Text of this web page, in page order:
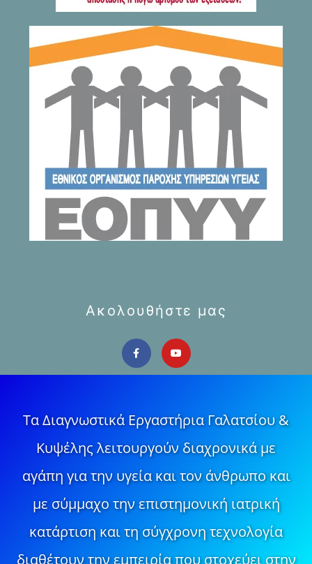
Ακολουθήστε μας
Τα Διαγνωστικά Εργαστήρια Γαλατσίου &
Κυψέλης λειτουργούν διαχρονικά με
αγάπη για την υγεία και τον άνθρωπο και
με σύμμαχο την επιστημονική ιατρική
κατάρτιση και τη σύγχρονη τεχνολογία
διαθέτουν την εμπειρία που στοχεύει στην